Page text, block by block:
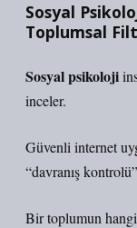
Sosyal
Toplumsal
Sosyal psikoloji
inceler.
Güvenli internet
“davranış
Bir toplumun